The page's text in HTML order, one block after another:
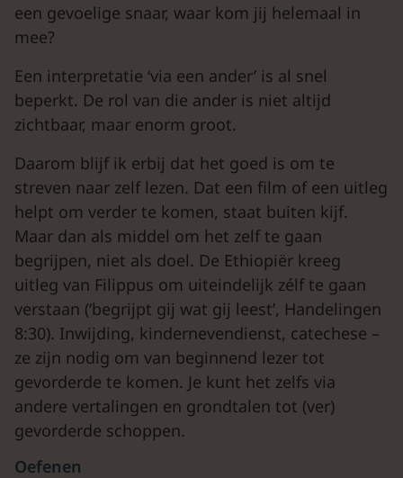
een gevoelige snaar, waar kom jij helemaal in
mee?
Een interpretatie ‘via een ander’ is al snel
beperkt. De rol van die ander is niet altijd
zichtbaar, maar enorm groot.
Daarom blijf ik erbij dat het goed is om te
streven naar zelf lezen. Dat een film of een uitleg
helpt om verder te komen, staat buiten kijf.
Maar dan als middel om het zelf te gaan
begrijpen, niet als doel. De Ethiopiër kreeg
uitleg van Filippus om uiteindelijk zélf te gaan
verstaan (‘begrijpt gij wat gij leest’, Handelingen
8:30). Inwijding, kindernevendienst, catechese –
ze zijn nodig om van beginnend lezer tot
gevorderde te komen. Je kunt het zelfs via
andere vertalingen en grondtalen tot (ver)
gevorderde schoppen.
Oefenen